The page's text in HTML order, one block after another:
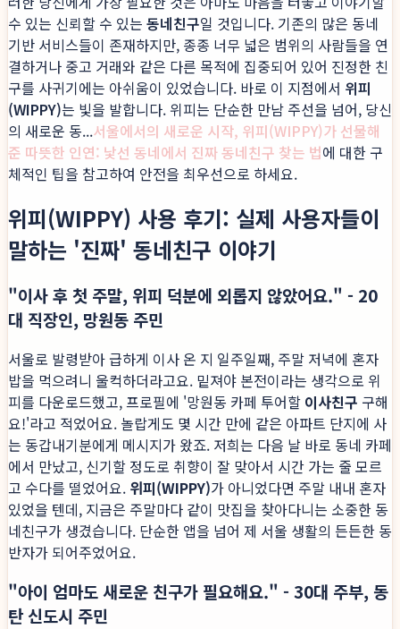
수 있는 신뢰할 수 있는 동네친구일 것입니다. 기존의 많은 동네
기반 서비스들이 존재하지만, 종종 너무 넓은 범위의 사람들을 연
결하거나 중고 거래와 같은 다른 목적에 집중되어 있어 진정한 친
구를 사귀기에는 아쉬움이 있었습니다. 바로 이 지점에서 위피
(WIPPY)는 빛을 발합니다. 위피는 단순한 만남 주선을 넘어, 당신
의 새로운 동...서울에서의 새로운 시작, 위피(WIPPY)가 선물해
준 따뜻한 인연: 낯선 동네에서 진짜 동네친구 찾는 법에 대한 구
체적인 팁을 참고하여 안전을 최우선으로 하세요.
위피(WIPPY) 사용 후기: 실제 사용자들이
말하는 '진짜' 동네친구 이야기
"이사 후 첫 주말, 위피 덕분에 외롭지 않았어요." - 20
대 직장인, 망원동 주민
서울로 발령받아 급하게 이사 온 지 일주일째, 주말 저녁에 혼자
밥을 먹으려니 울컥하더라고요. 밑져야 본전이라는 생각으로 위
피를 다운로드했고, 프로필에 '망원동 카페 투어할 이사친구 구해
요!'라고 적었어요. 놀랍게도 몇 시간 만에 같은 아파트 단지에 사
는 동갑내기분에게 메시지가 왔죠. 저희는 다음 날 바로 동네 카페
에서 만났고, 신기할 정도로 취향이 잘 맞아서 시간 가는 줄 모르
고 수다를 떨었어요. 위피(WIPPY)가 아니었다면 주말 내내 혼자
있었을 텐데, 지금은 주말마다 같이 맛집을 찾아다니는 소중한 동
네친구가 생겼습니다. 단순한 앱을 넘어 제 서울 생활의 든든한 동
반자가 되어주었어요.
"아이 엄마도 새로운 친구가 필요해요." - 30대 주부, 동
탄 신도시 주민